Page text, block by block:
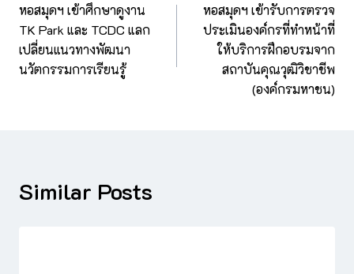
หอสมุดฯ เข้าศึกษาดูงาน
TK Park และ TCDC แลก
เปลี่ยนแนวทางพัฒนา
นวัตกรรมการเรียนรู้
หอสมุดฯ เข้ารับการตรวจ
ประเมินองค์กรที่ทำหน้าที่
ให้บริการฝึกอบรมจาก
สถาบันคุณวุฒิวิชาชีพ
(องค์กรมหาชน)
Similar Posts